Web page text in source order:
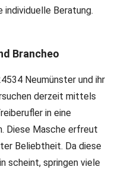
individuelle Beratung.
Brancheo
Neumünster und ihr
derzeit mittels
in eine
Diese Masche erfreut
Beliebtheit. Da diese
scheint, springen viele